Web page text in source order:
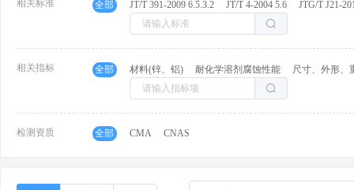
相关标准 全部 JT/T 391-2009 6.5.3.2 JT/T 4-2004 5.6 JTG/T J21-
相关指标 全部 材料(锌、铝) 耐化学溶剂腐蚀性能 尺寸、外形、
检测资质 全部 CMA CNAS